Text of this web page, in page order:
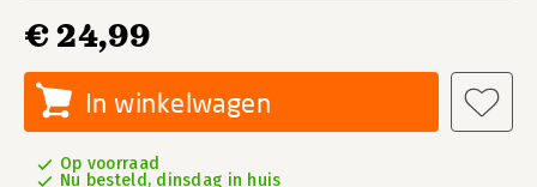
€ 24,99
In winkelwagen
Op voorraad
Nu besteld, dinsdag in huis